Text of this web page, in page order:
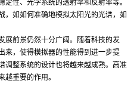
性、光学系统的透射率和反射率等。
，如如何准确地模拟太阳光的光谱，如
展前景仍然十分广阔。随着科技的发
来，使得模拟器的性能得到进一步提
调整系统的设计也将越来越成熟。高准
越重要的作用。